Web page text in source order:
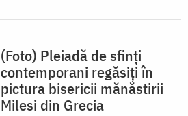
(Foto) Pleiadă de sfinți
contemporani regăsiți în
pictura bisericii mănăstirii
Milesi din Grecia